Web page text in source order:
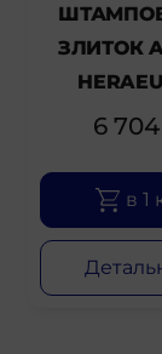
ЗЛИТОК
6 704
в 1